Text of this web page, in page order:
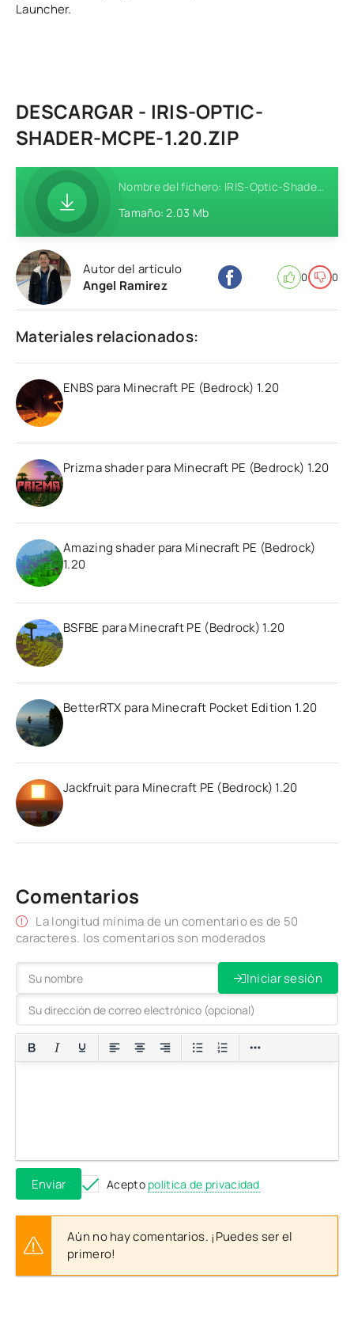
Launcher.
DESCARGAR - IRIS-OPTIC-
SHADER-MCPE-1.20.ZIP
Nombre del fichero: IRIS-Optic-Shader-MCPE-1.20.zip
Tamaño: 2.03 Mb
Autor del artículo
Angel Ramirez
0 0
Materiales relacionados:
ENBS para Minecraft PE (Bedrock) 1.20
Prizma shader para Minecraft PE (Bedrock) 1.20
Amazing shader para Minecraft PE (Bedrock)
1.20
BSFBE para Minecraft PE (Bedrock) 1.20
BetterRTX para Minecraft Pocket Edition 1.20
Jackfruit para Minecraft PE (Bedrock) 1.20
Comentarios
La longitud mínima de un comentario es de 50
caracteres. los comentarios son moderados
Iniciar sesión
Enviar Acepto política de privacidad
Aún no hay comentarios. ¡Puedes ser el
primero!